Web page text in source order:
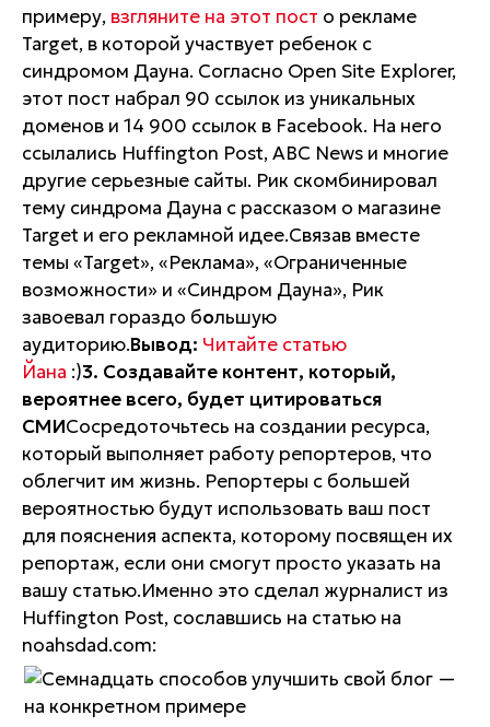
примеру, взгляните на этот пост о рекламе
Target, в которой участвует ребенок с
синдромом Дауна. Согласно Open Site Explorer,
этот пост набрал 90 ссылок из уникальных
доменов и 14 900 ссылок в Facebook. На него
ссылались Huffington Post, ABC News и многие
другие серьезные сайты. Рик скомбинировал
тему синдрома Дауна с рассказом о магазине
Target и его рекламной идее.Связав вместе
темы «Target», «Реклама», «Ограниченные
возможности» и «Синдром Дауна», Рик
завоевал гораздо большую
аудиторию.Вывод: Читайте статью
Йана :)3. Создавайте контент, который,
вероятнее всего, будет цитироваться
СМИСосредоточьтесь на создании ресурса,
который выполняет работу репортеров, что
облегчит им жизнь. Репортеры с большей
вероятностью будут использовать ваш пост
для пояснения аспекта, которому посвящен их
репортаж, если они смогут просто указать на
вашу статью.Именно это сделал журналист из
Huffington Post, сославшись на статью на
noahsdad.com: